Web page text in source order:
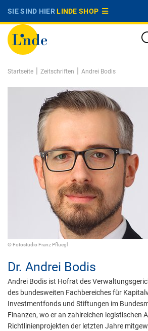
SIE SIND HIERLINDE SHOP
Startseite | Zeitschriften | Andrei Bodis
© Fotostudio Franz Pfluegl
Dr. Andrei Bodis
Andrei Bodis ist Hofrat des
des bundesweiten Fachbereiches für
Investmentfonds und Stiftungen im
Finanzen, wo er an zahlreichen legistischen
Richtlinienprojekten der letzten Jahre